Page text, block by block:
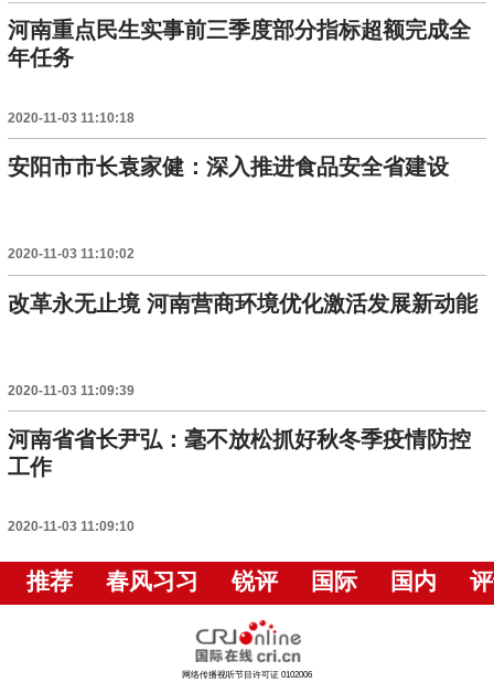
河南重点民生实事前三季度部分指标超额完成全
年任务
2020-11-03 11:10:18
安阳市市长袁家健：深入推进食品安全省建设
2020-11-03 11:10:02
改革永无止境 河南营商环境优化激活发展新动能
2020-11-03 11:09:39
河南省省长尹弘：毫不放松抓好秋冬季疫情防控
工作
2020-11-03 11:09:10
推荐 春风习习 锐评 国际 国内
网络传播视听节目许可证 0102006